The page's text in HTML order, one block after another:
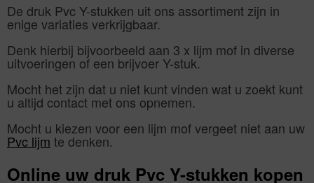
De druk Pvc Y-stukken uit ons assortiment zijn in
enige variaties verkrijgbaar.
Denk hierbij bijvoorbeeld aan 3 x lijm mof in diverse
uitvoeringen of een brijvoer Y-stuk.
Mocht het zijn dat u niet kunt vinden wat u zoekt kunt
u altijd contact met ons opnemen.
Mocht u kiezen voor een lijm mof vergeet niet aan uw
Pvc lijm te denken.
Online uw druk Pvc Y-stukken kopen